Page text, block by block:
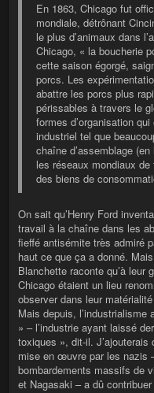
En 1863, Chicago fut
mondiale, détrônant
le plus d’animaux dans
Chicago, « la boucherie
cette saison égorgé,
porcs. Les
abattre les porcs plus
périssables à travers le
formes d’organisation
industriel tel que
chaîne d’assemblage
les réseaux mondiaux
des biens de
On sait qu’Henry Ford
travail à la chaîne dans les
fieffé antisémite très admiré
haut ce que ça a donné.
Blanchette raconte qu’à leur
Chicago étaient un lieu
observer dans leur
Mais depuis,
» – l’industrie ayant laissé
toxiques », dit-il.
mise en œuvre par les nazis
bombardements massifs de
et Nagasaki – a dû